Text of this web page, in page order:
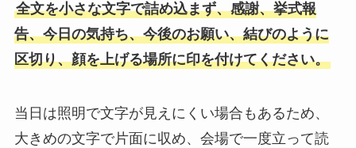
全文を小さな文字で詰め込まず、感謝、挙式報
告、今日の気持ち、今後のお願い、結びのように
区切り、顔を上げる場所に印を付けてください。
当日は照明で文字が見えにくい場合もあるため、
大きめの文字で片面に収め、会場で一度立って読